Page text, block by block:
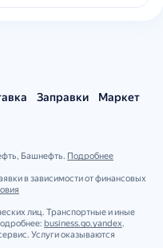
Заправки
Маркет
Башнефть. Подробнее
в зависимости от финансовых
лиц. Транспортные и иные
business.go.yandex.
Услуги оказываются